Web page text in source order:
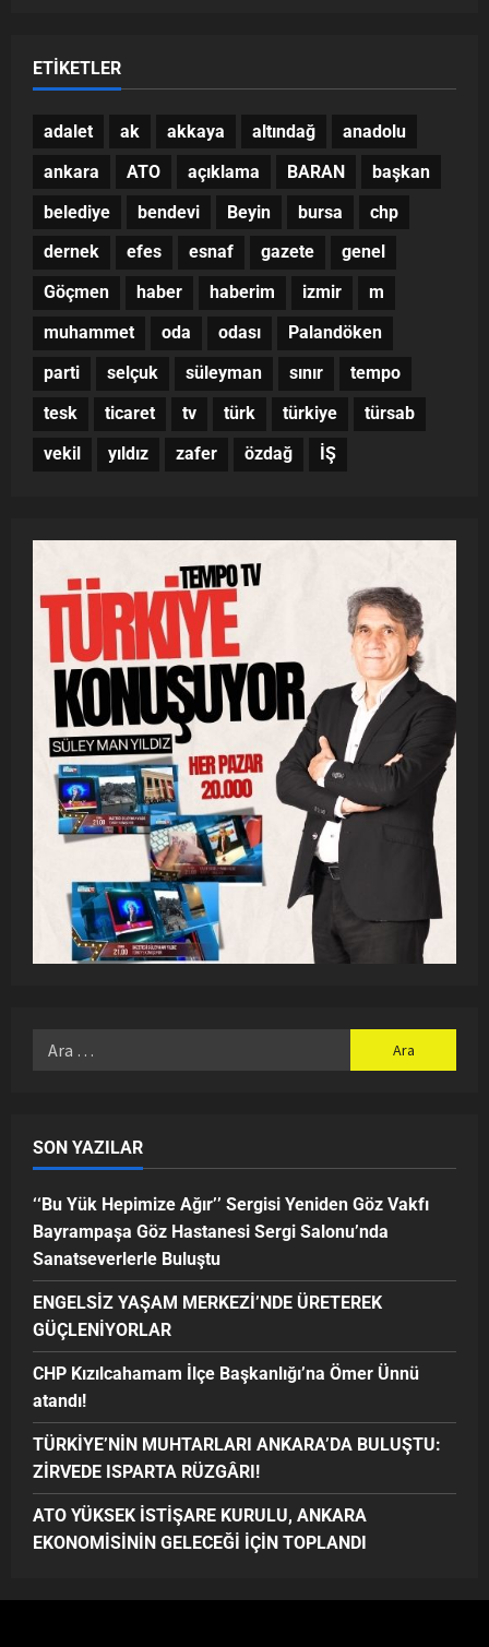
ETIKETLER
adalet ak akkaya altındağ
anadolu
ankara
ATO açıklama BARAN
başkan
belediye
bendevi Beyin bursa
chp
dernek
efes esnaf gazete
genel
Göçmen
haber haberim izmir
m
muhammet
oda odası
Palandöken
parti
selçuk süleyman sınır
tempo
tesk
ticaret tv türk türkiye
türsab
vekil
yıldız zafer özdağ İŞ
SON YAZILAR
‘‘Bu Yük Hepimize Ağır’’ Sergisi Yeniden Göz Vakfı
Bayrampaşa Göz Hastanesi Sergi Salonu’nda
Sanatseverlerle Buluştu
ENGELSİZ YAŞAM MERKEZİ’NDE ÜRETEREK
GÜÇLENİYORLAR
CHP Kızılcahamam İlçe Başkanlığı’na Ömer Ünnü
atandı!
TÜRKİYE’NİN MUHTARLARI ANKARA’DA BULUŞTU:
ZİRVEDE ISPARTA RÜZGÂRI!
ATO YÜKSEK İSTİŞARE KURULU, ANKARA
EKONOMİSİNİN GELECEĞİ İÇİN TOPLANDI